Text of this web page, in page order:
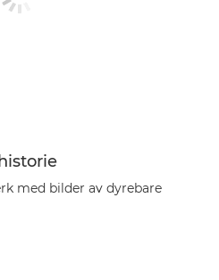
med bilder av dyrebare